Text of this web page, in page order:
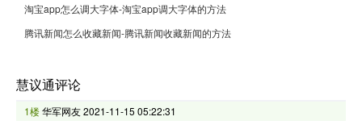
淘宝app怎么调大字体-淘宝app调大字体的方法
腾讯新闻怎么收藏新闻-腾讯新闻收藏新闻的方法
慧议通评论
1楼华军网友2021-11-15 05:22:31